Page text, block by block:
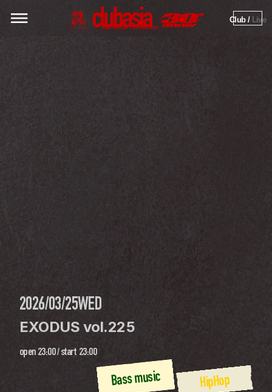
Club / Live
2026/03/25WED
EXODUS vol.225
open 23:00 / start 23:00
HipHop
Bass music